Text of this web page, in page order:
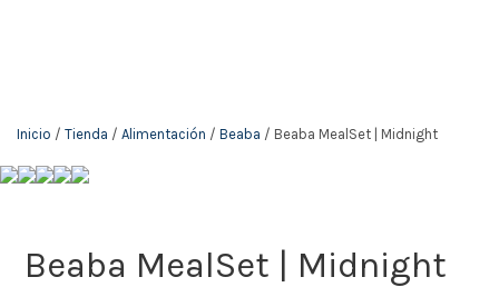
Inicio / Tienda / Alimentación / Beaba / Beaba MealSet | Midnight
Beaba MealSet | Midnight